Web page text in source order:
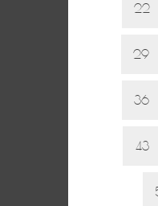
22
29
36
43